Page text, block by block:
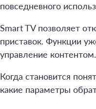
повседневного
Smart TV позволяет
приставок. Функции
управление контентом.
Когда становится
какие параметры